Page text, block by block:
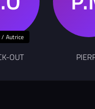
/ Autrice
OUT